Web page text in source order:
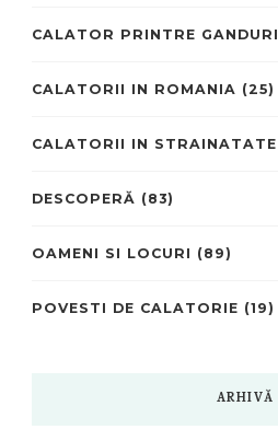
CALATOR PRINTRE GANDURI
CALATORII IN ROMANIA (25)
CALATORII IN STRAINATATE
DESCOPERĂ (83)
OAMENI SI LOCURI (89)
POVESTI DE CALATORIE (19)
ARHIVĂ